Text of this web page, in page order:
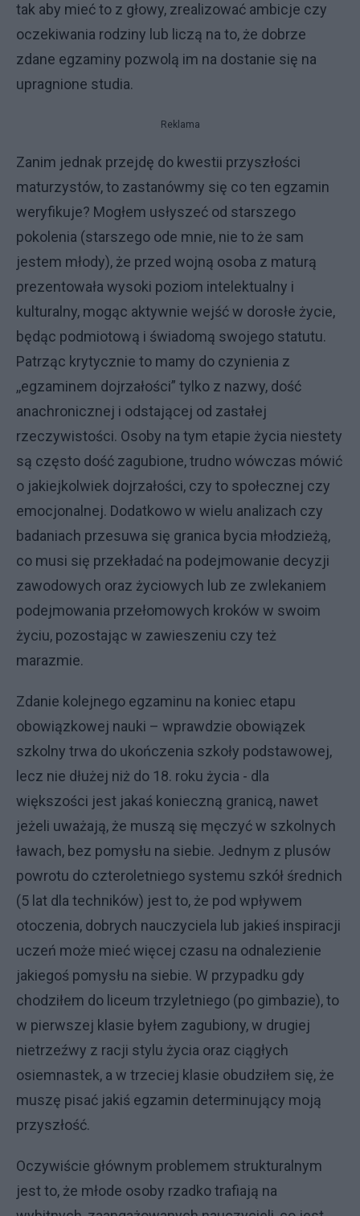
tak aby mieć to z głowy, zrealizować ambicje czy
oczekiwania rodziny lub liczą na to, że dobrze
zdane egzaminy pozwolą im na dostanie się na
upragnione studia.
Reklama
Zanim jednak przejdę do kwestii przyszłości
maturzystów, to zastanówmy się co ten egzamin
weryfikuje? Mogłem usłyszeć od starszego
pokolenia (starszego ode mnie, nie to że sam
jestem młody), że przed wojną osoba z maturą
prezentowała wysoki poziom intelektualny i
kulturalny, mogąc aktywnie wejść w dorosłe życie,
będąc podmiotową i świadomą swojego statutu.
Patrząc krytycznie to mamy do czynienia z
,,egzaminem dojrzałości” tylko z nazwy, dość
anachronicznej i odstającej od zastałej
rzeczywistości. Osoby na tym etapie życia niestety
są często dość zagubione, trudno wówczas mówić
o jakiejkolwiek dojrzałości, czy to społecznej czy
emocjonalnej. Dodatkowo w wielu analizach czy
badaniach przesuwa się granica bycia młodzieżą,
co musi się przekładać na podejmowanie decyzji
zawodowych oraz życiowych lub ze zwlekaniem
podejmowania przełomowych kroków w swoim
życiu, pozostając w zawieszeniu czy też
marazmie.
Zdanie kolejnego egzaminu na koniec etapu
obowiązkowej nauki – wprawdzie obowiązek
szkolny trwa do ukończenia szkoły podstawowej,
lecz nie dłużej niż do 18. roku życia - dla
większości jest jakaś konieczną granicą, nawet
jeżeli uważają, że muszą się męczyć w szkolnych
ławach, bez pomysłu na siebie. Jednym z plusów
powrotu do czteroletniego systemu szkół średnich
(5 lat dla techników) jest to, że pod wpływem
otoczenia, dobrych nauczyciela lub jakieś inspiracji
uczeń może mieć więcej czasu na odnalezienie
jakiegoś pomysłu na siebie. W przypadku gdy
chodziłem do liceum trzyletniego (po gimbazie), to
w pierwszej klasie byłem zagubiony, w drugiej
nietrzeźwy z racji stylu życia oraz ciągłych
osiemnastek, a w trzeciej klasie obudziłem się, że
muszę pisać jakiś egzamin determinujący moją
przyszłość.
Oczywiście głównym problemem strukturalnym
jest to, że młode osoby rzadko trafiają na